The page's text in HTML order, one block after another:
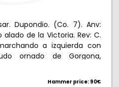
Dupondio. (Co. 7). Anv:
alado de la Victoria. Rev: C.
a izquierda con
ornado de Gorgona,
Hammer price: 90€